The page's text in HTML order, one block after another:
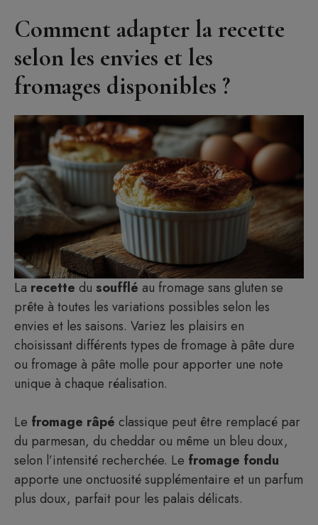
Comment adapter la recette
selon les envies et les
fromages disponibles ?
La recette du soufflé au fromage sans gluten se
prête à toutes les variations possibles selon les
envies et les saisons. Variez les plaisirs en
choisissant différents types de fromage à pâte dure
ou fromage à pâte molle pour apporter une note
unique à chaque réalisation.
Le fromage râpé classique peut être remplacé par
du parmesan, du cheddar ou même un bleu doux,
selon l’intensité recherchée. Le fromage fondu
apporte une onctuosité supplémentaire et un parfum
plus doux, parfait pour les palais délicats.